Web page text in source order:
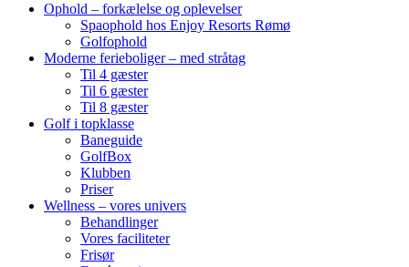
Ophold – forkælelse og oplevelser
Spaophold hos Enjoy Resorts Rømø
Golfophold
Moderne ferieboliger – med stråtag
Til 4 gæster
Til 6 gæster
Til 8 gæster
Golf i topklasse
Baneguide
GolfBox
Klubben
Priser
Wellness – vores univers
Behandlinger
Vores faciliteter
Frisør